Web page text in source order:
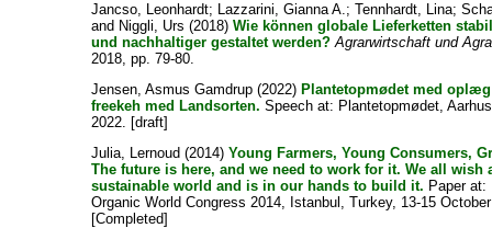
Jancso, Leonhardt; Lazzarini, Gianna A.;Tennhardt, Lina;
and Niggli, Urs (2018)Wie können globale Lieferketten
und nachhaltiger gestaltet werden? Agrarwirtschaft und
2018, pp. 79-80.
Jensen, Asmus Gamdrup (2022) Plantetopmødet med
freekeh med Landsorten. Speech at: Plantetopmødet,
2022. [draft]
Julia, Lernoud (2014)Young Farmers, Young Consumers,
The future is here, and we need to work for it. We all wish
sustainable world and is in our hands to build it. Paper at:
Organic World Congress 2014, Istanbul, Turkey, 13-15
[Completed]